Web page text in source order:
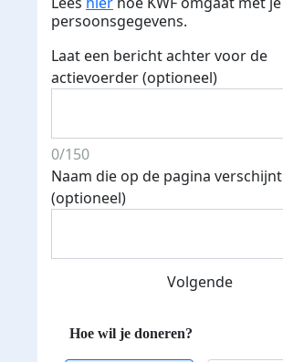
persoonsgegevens.
Laat een bericht achter voor de
actievoerder (optioneel)
0/150
Naam die op de pagina verschijnt
(optioneel)
Volgende